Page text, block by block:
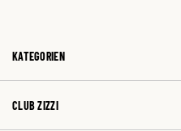
KATEGORIEN
CLUB ZIZZI